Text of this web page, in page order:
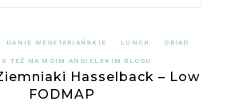
DANIE WEGETARIAŃSKIE LUNCH OBIAD
TEŻ NA MOIM ANGIELSKIM BLOGU
Hasselback – Low
FODMAP